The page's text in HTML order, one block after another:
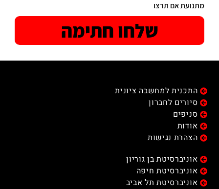
מתנועת אם תרצו
שלחו חתימה
התכנית למחשבה ציונית
סיורים לחברון
סניפים
אודות
הצהרת נגישות
אוניברסיטת בן גוריון
אוניברסיטת חיפה
אוניברסיטת תל אביב